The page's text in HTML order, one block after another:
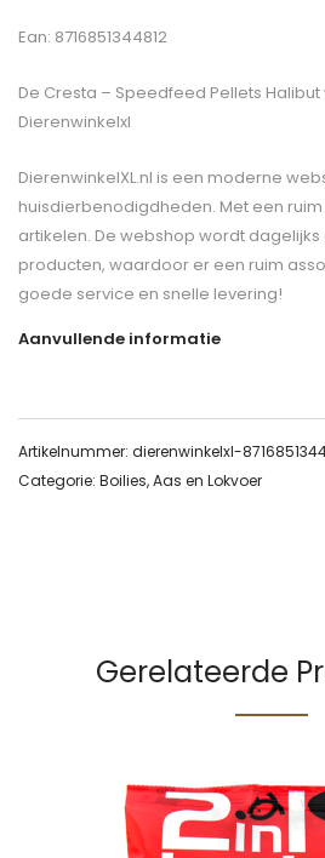
Ean: 8716851344812
De Cresta – Speedfeed Pellets Halibut
Dierenwinkelxl
DierenwinkelXL.nl is een moderne
huisdierbenodigdheden. Met een
artikelen. De webshop wordt
producten, waardoor er een ruim
goede service en snelle levering!
Aanvullende informatie
Artikelnummer: dierenwinkelxl-
Categorie: Boilies, Aas en Lokvoer
Gerelateerde